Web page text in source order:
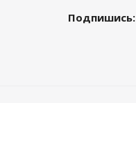
Подпишись: